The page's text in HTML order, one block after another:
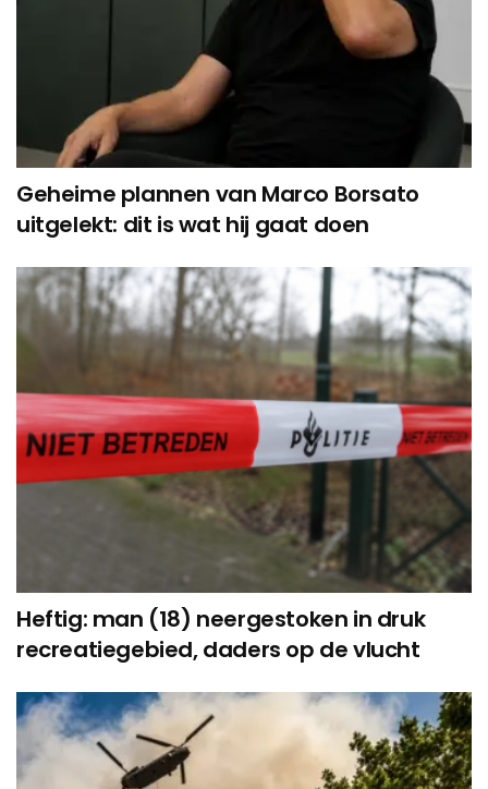
Geheime plannen van Marco Borsato
uitgelekt: dit is wat hij gaat doen
Heftig: man (18) neergestoken in druk
recreatiegebied, daders op de vlucht